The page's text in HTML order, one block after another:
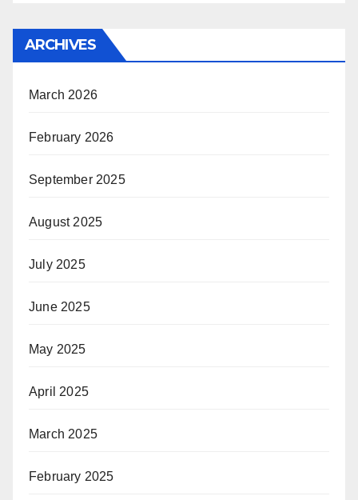
ARCHIVES
March 2026
February 2026
September 2025
August 2025
July 2025
June 2025
May 2025
April 2025
March 2025
February 2025